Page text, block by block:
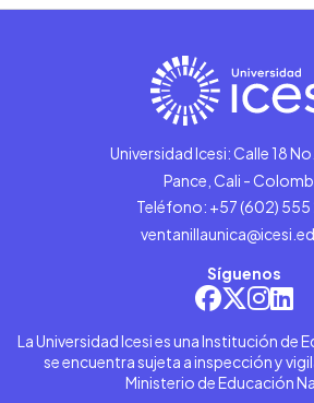
Universidad Icesi: Calle 18
Pance, Cali -
Teléfono: +57 (602)
Síguenos
La Universidad Icesi es una Institución de
se encuentra sujeta a inspección y
Ministerio de Educación